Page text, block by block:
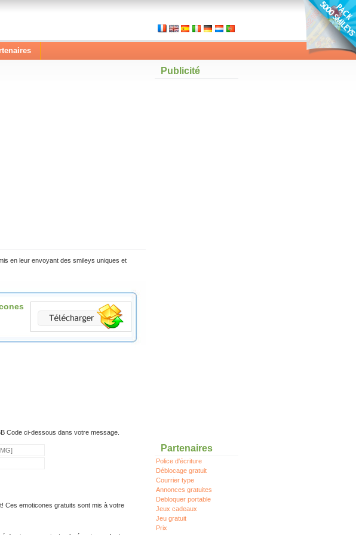
en leur envoyant des smileys uniques et
Code ci-dessous dans votre message.
Ces emoticones gratuits sont mis à votre
Publicité
Partenaires
Police d'écriture
Déblocage gratuit
Courrier type
Annonces gratuites
Debloquer portable
Jeux cadeaux
Jeu gratuit
Prix